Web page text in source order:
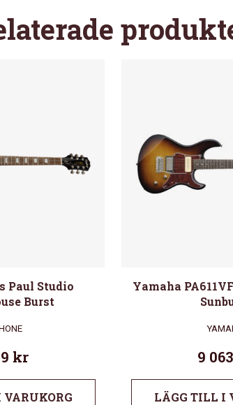
Paul Studio
Burst
kr
Yamaha
9 063
LÄGG TILL I